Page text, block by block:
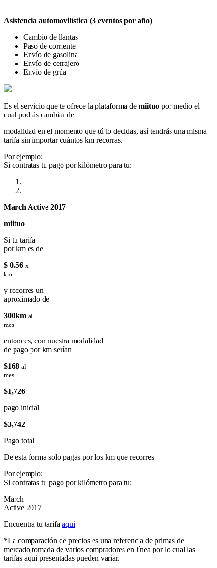
Asistencia automovilística (3 eventos por año)
Cambio de llantas
Paso de corriente
Envío de gasolina
Envío de cerrajero
Envío de grúa
Es el servicio que te ofrece la plataforma de miituo por medio el
cual podrás cambiar de
modalidad en el momento que tú lo decidas, así tendrás una misma
tarifa sin importar cuántos km recorras.
Por ejemplo:
Si contratas tu pago por kilómetro para tu:
March Active 2017
miituo
Si tu tarifa
por km es de
$ 0.56 x
km
y recorres un
aproximado de
300km al
mes
entonces, con nuestra modalidad
de pago por km serían
$168 al
mes
$1,726
pago inicial
$3,742
Pago total
De esta forma solo pagas por los km que recorres.
Por ejemplo:
Si contratas tu pago por kilómetro para tu:
March
Active 2017
Encuentra tu tarifa aqui
*La comparación de precios es una referencia de primas de
mercado,tomada de varios compradores en línea por lo cual las
tarifas aqui presentadas pueden variar.